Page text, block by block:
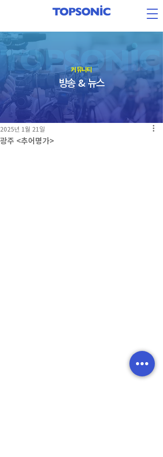
​커뮤니티
방송 & 뉴스
광주 <추어명가>
2025년 1월 21일